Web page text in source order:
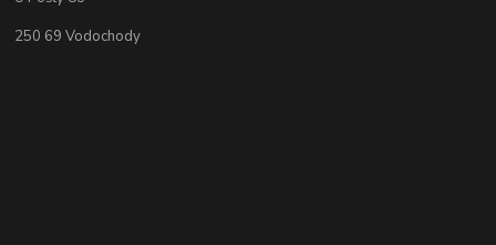
250 69 Vodochody